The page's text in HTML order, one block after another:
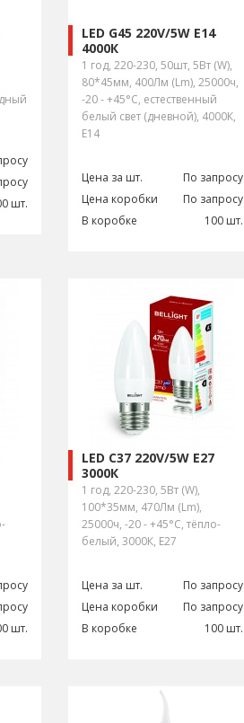
шт.
LED G45 220V/5W E14
4000К
1 год, 220-230, 50шт, 5Вт (W),
80*45мм, 400Лм (Lm), 25000ч,
-20 - +45°С, естественный
белый свет (дневной), 4000К,
E14
Цена за шт.
По запросу
Цена коробки
По запросу
В коробке
100 шт.
шт.
LED C37 220V/5W E27
3000К
1 год, 220-230, 5Вт (W),
100*35мм, 470Лм (Lm),
25000ч, -20 - +45°С, тёпло-
белый, 3000К, E27
Цена за шт.
По запросу
Цена коробки
По запросу
В коробке
100 шт.